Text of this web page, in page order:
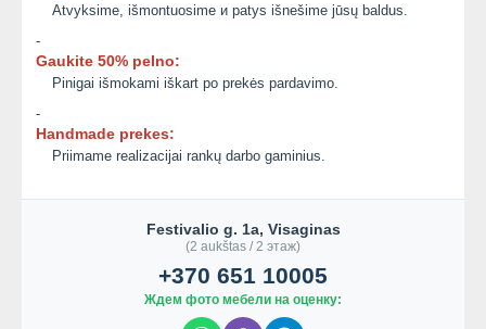
Atvyksime, išmontuosime и patys išnešime jūsų baldus.
-
Gaukite 50% pelno:
Pinigai išmokami iškart po prekės pardavimo.
-
Handmade prekes:
Priimame realizacijai rankų darbo gaminius.
Festivalio g. 1a, Visaginas
(2 aukštas / 2 этаж)
+370 651 10005
Ждем фото мебели на оценку: